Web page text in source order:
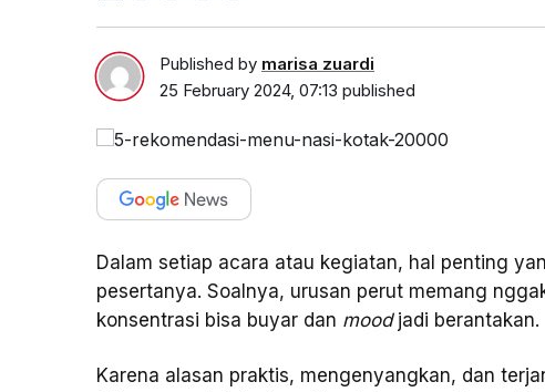
Published by marisa zuardi
25 February 2024, 07:13 published
Dalam setiap acara atau kegiatan, hal penting
pesertanya. Soalnya, urusan perut memang
konsentrasi bisa buyar dan moodjadi berantakan.
Karena alasan praktis, mengenyangkan, dan